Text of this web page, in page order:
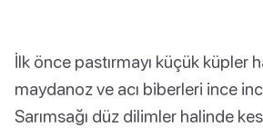
İlk önce pastırmayı küçük küpler
maydanoz ve acı biberleri ince
Sarımsağı düz dilimler halinde